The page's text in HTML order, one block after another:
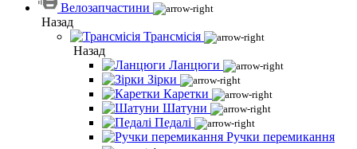
Велозапчастини
Назад
Трансмісія
Назад
Ланцюги
Зірки
Каретки
Шатуни
Педалі
Ручки перемикання